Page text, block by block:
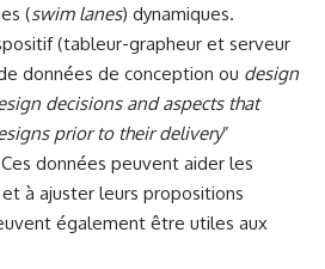
(swim lanes) dynamiques.
(tableur-grapheur et serveur
données de conception ou design
decisions and aspects that
prior to their delivery”
Ces données peuvent aider les
à ajuster leurs propositions
également être utiles aux